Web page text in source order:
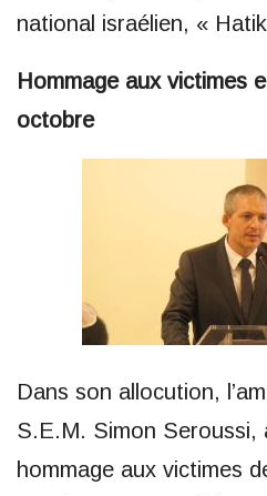
national israélien, «
Hommage aux victimes
octobre
Dans son allocution,
S.E.M. Simon Seroussi,
hommage aux victimes